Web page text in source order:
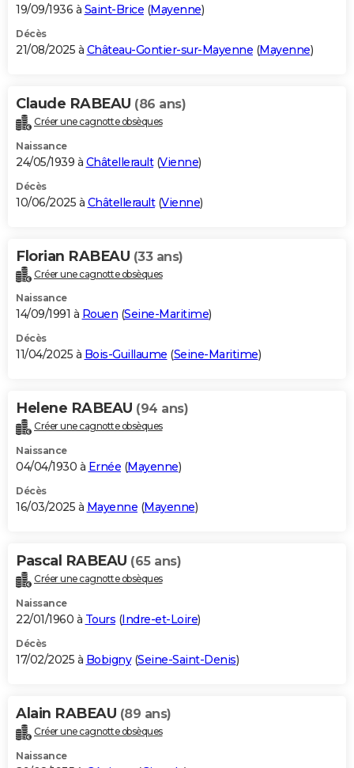
19/09/1936 à Saint-Brice (Mayenne)
Décès
21/08/2025 à Château-Gontier-sur-Mayenne (Mayenne)
Claude RABEAU (86 ans)
Créer une cagnotte obsèques
Naissance
24/05/1939 à Châtellerault(Vienne)
Décès
10/06/2025 à Châtellerault(Vienne)
Florian RABEAU (33 ans)
Créer une cagnotte obsèques
Naissance
14/09/1991 à Rouen (Seine-Maritime)
Décès
11/04/2025 à Bois-Guillaume (Seine-Maritime)
Helene RABEAU (94 ans)
Créer une cagnotte obsèques
Naissance
04/04/1930 à Ernée (Mayenne)
Décès
16/03/2025 à Mayenne (Mayenne)
Pascal RABEAU (65 ans)
Créer une cagnotte obsèques
Naissance
22/01/1960 à Tours (Indre-et-Loire)
Décès
17/02/2025 à Bobigny(Seine-Saint-Denis)
Alain RABEAU (89 ans)
Créer une cagnotte obsèques
Naissance